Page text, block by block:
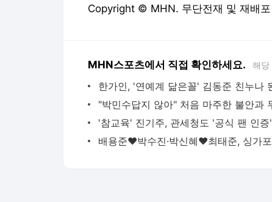
Copyright © MHN. 무단전재 및 재배포
MHN스포츠에서 직접 확인하세요. 해당